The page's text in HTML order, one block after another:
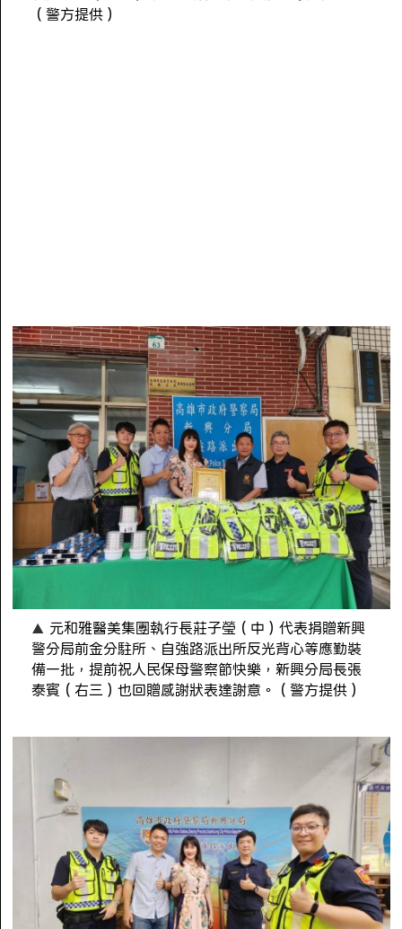
（警方提供）
元和雅醫美集團執行長莊子瑩（中）代表捐贈新興
警分局前金分駐所、自強路派出所反光背心等應勤裝
備一批，提前祝人民保母警察節快樂，新興分局長張
泰賓（右三）也回贈感謝狀表達謝意。（警方提供）